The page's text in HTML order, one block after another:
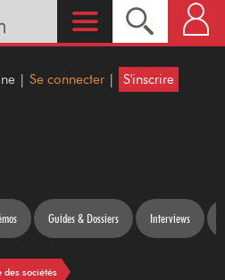
| Se connecter | S'inscrire
Guides & Dossiers Interviews
des sociétés